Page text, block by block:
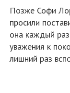
Позже Софи
просили
она каждый
уважения к
лишний раз